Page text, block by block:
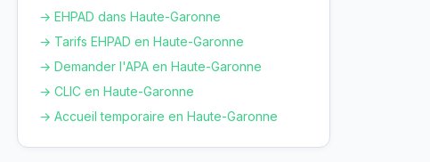
→ EHPAD dans Haute-Garonne
→ Tarifs EHPAD en Haute-Garonne
→ Demander l'APA en Haute-Garonne
→ CLIC en Haute-Garonne
→ Accueil temporaire en Haute-Garonne